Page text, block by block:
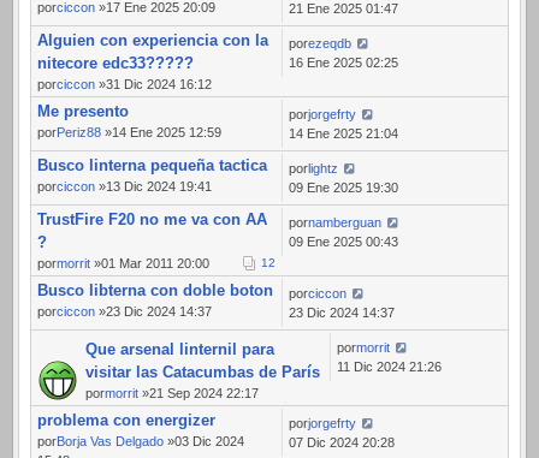
porciccon »17 Ene 2025 20:09
21 Ene 2025 01:47
Alguien con experiencia con la
nitecore edc33?????
porciccon »31 Dic 2024 16:12
porezeqdb
16 Ene 2025 02:25
Me presento
porPeriz88 »14 Ene 2025 12:59
porjorgefrty
14 Ene 2025 21:04
Busco linterna pequeña tactica
porciccon »13 Dic 2024 19:41
porlightz
09 Ene 2025 19:30
TrustFire F20 no me va con AA
?
pormorrit »01 Mar 2011 20:00 12
pornamberguan
09 Ene 2025 00:43
Busco libterna con doble boton
porciccon »23 Dic 2024 14:37
porciccon
23 Dic 2024 14:37
Que arsenal linternil para
visitar las Catacumbas de París
pormorrit »21 Sep 2024 22:17
pormorrit
11 Dic 2024 21:26
problema con energizer
porBorja Vas Delgado »03 Dic 2024
porjorgefrty
07 Dic 2024 20:28